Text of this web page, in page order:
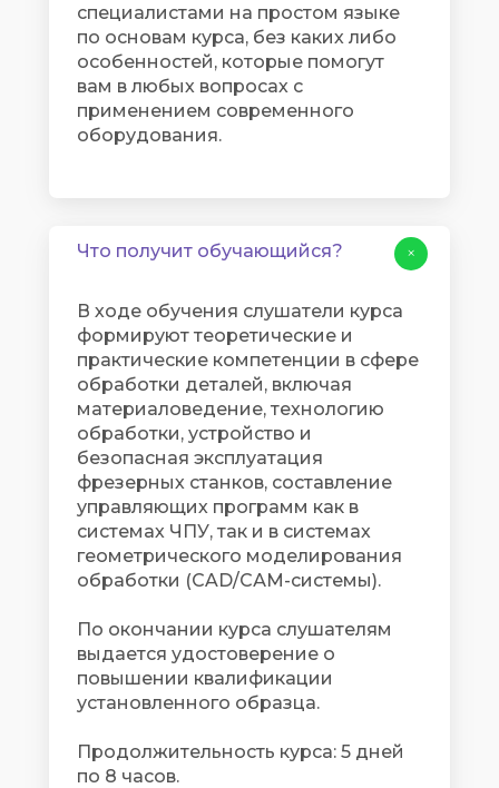
специалистами на простом языке
по основам курса, без каких либо
особенностей, которые помогут
вам в любых вопросах с
применением современного
оборудования.
Что получит обучающийся?
В ходе обучения слушатели курса
формируют теоретические и
практические компетенции в сфере
обработки деталей, включая
материаловедение, технологию
обработки, устройство и
безопасная эксплуатация
фрезерных станков, составление
управляющих программ как в
системах ЧПУ, так и в системах
геометрического моделирования
обработки (CAD/САМ-системы).
По окончании курса слушателям
выдается удостоверение о
повышении квалификации
установленного образца.
Продолжительность курса: 5 дней
по 8 часов.
+